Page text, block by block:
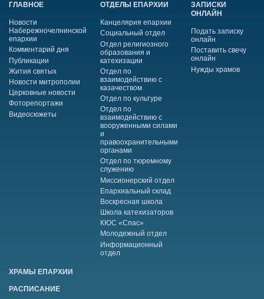
ГЛАВНОЕ
Новости
Набережночелнинской
епархии
Комментарий дня
Публикации
Жития святых
Новости митрополии
Церковные новости
Фоторепортажи
Видеосюжеты
ОТДЕЛЫ ЕПАРХИИ
Канцелярия епархии
Социальный отдел
Отдел религиозного
образования и
катехизации
Отдел по
взаимодействию с
казачеством
Отдел по культуре
Отдел по
взаимодействию с
вооруженными силами
и
правоохранительными
органами
Отдел по тюремному
служению
Миссионерский отдел
Епархиальный склад
Воскресная школа
Школа катехизаторов
КЮС «Спас»
Молодежный отдел
Информационный
отдел
ЗАПИСКИ
ОНЛАЙН
Подать записку
онлайн
Поставить свечу
онлайн
Нужды храмов
ХРАМЫ ЕПАРХИИ
РАСПИСАНИЕ